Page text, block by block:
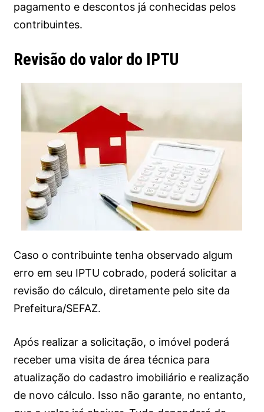
pagamento e descontos já conhecidas pelos
contribuintes.
Revisão do valor do IPTU
Caso o contribuinte tenha observado algum
erro em seu IPTU cobrado, poderá solicitar a
revisão do cálculo, diretamente pelo site da
Prefeitura/SEFAZ.
Após realizar a solicitação, o imóvel poderá
receber uma visita de área técnica para
atualização do cadastro imobiliário e realização
de novo cálculo. Isso não garante, no entanto,